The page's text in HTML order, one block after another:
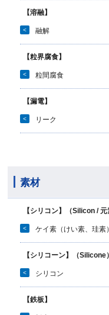
【溶融】
< 融解
【粒界腐食】
< 粒間腐食
【漏電】
< リーク
素材
【シリコン】（Silicon / 元
< ケイ素（けい素、珪素
【シリコーン】（Silicone）
< シリコン
【鉄板】